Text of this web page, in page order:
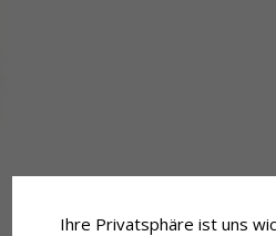
Ihre Privatsphäre ist uns